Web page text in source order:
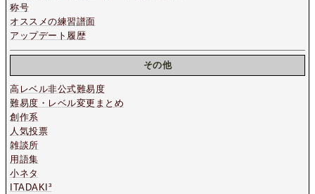
称号
オススメの練習譜面
アップデート履歴
その他
高レベル非公式難易度
難易度・レベル変更まとめ
創作系
人気投票
雑談所
用語集
小ネタ
ITADAKI³